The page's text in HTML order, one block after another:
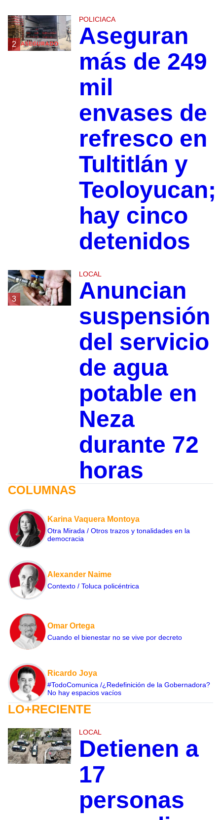
2
POLICIACA
Aseguran
más de 249
mil
envases de
refresco en
Tultitlán y
Teoloyucan;
hay cinco
detenidos
3
LOCAL
Anuncian
suspensión
del servicio
de agua
potable en
Neza
durante 72
horas
COLUMNAS
Karina Vaquera Montoya
Otra Mirada / Otros trazos y tonalidades en la
democracia
Alexander Naime
Contexto / Toluca policéntrica
Omar Ortega
Cuando el bienestar no se vive por decreto
Ricardo Joya
#TodoComunica /¿Redefinición de la Gobernadora?
No hay espacios vacíos
LO+RECIENTE
LOCAL
Detienen a
17
personas